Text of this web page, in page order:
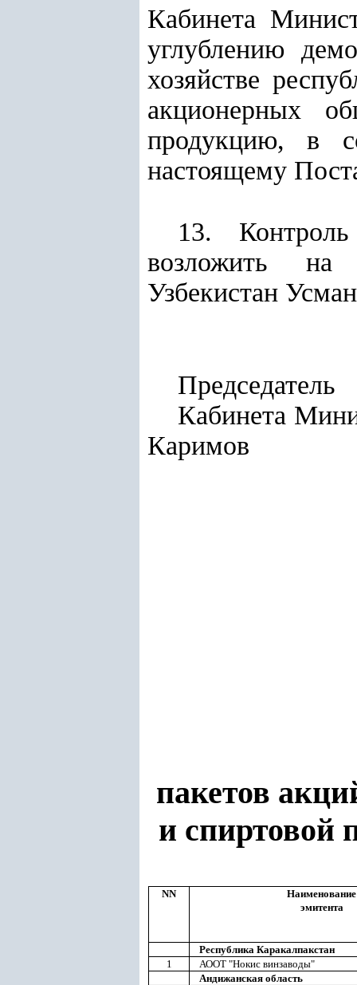
Кабинета
углублению
хозяйстве
акционерных
продукцию, в
настоящему
13.
возложить на
Узбекистан
Председатель
Каримов
пакетов
и спиртовой
NN
Наименование
эмитента
Республика Каракалпакстан
1
АООТ "Нокис винзаводы"
Андижанская область